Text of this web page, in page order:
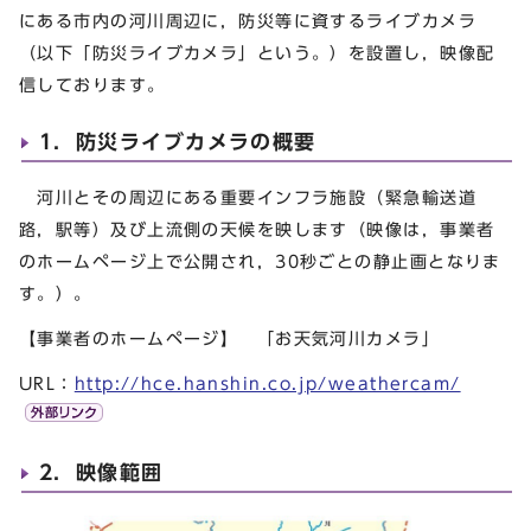
にある市内の河川周辺に，防災等に資するライブカメラ
（以下「防災ライブカメラ」という。）を設置し，映像配
信しております。
1．防災ライブカメラの概要
河川とその周辺にある重要インフラ施設（緊急輸送道
路，駅等）及び上流側の天候を映します（映像は，事業者
のホームページ上で公開され，30秒ごとの静止画となりま
す。）。
【事業者のホームページ】 「お天気河川カメラ」
URL： http://hce.hanshin.co.jp/weathercam/
2．映像範囲